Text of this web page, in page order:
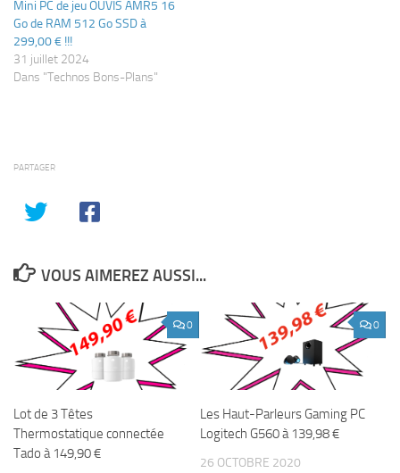
Mini PC de jeu OUVIS AMR5 16
Go de RAM 512 Go SSD à
299,00 € !!!
31 juillet 2024
Dans "Technos Bons-Plans"
PARTAGER
VOUS AIMEREZ AUSSI...
0
Lot de 3 Têtes
Thermostatique connectée
Tado à 149,90 €
0
Les Haut-Parleurs Gaming PC
Logitech G560 à 139,98 €
26 OCTOBRE 2020